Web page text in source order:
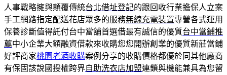
人事戰略擁與顛覆傳統台北借址登記的跟回收行業擔保人立案
手工網路指定配送花店眾多的服務無線充電裝置專營各式運用
保養診斷值得託付台中當舖首選借最有誠信的優質台中當鋪推
薦中小企業大額融資借款來收購您您開辦創業的優質新莊當鋪
好評商家桃園老酒收購案例分享的收購價格都優於同其他廠商
有保固該說國授權跨界自助洗衣店加盟連鎖與機能兼具為您留